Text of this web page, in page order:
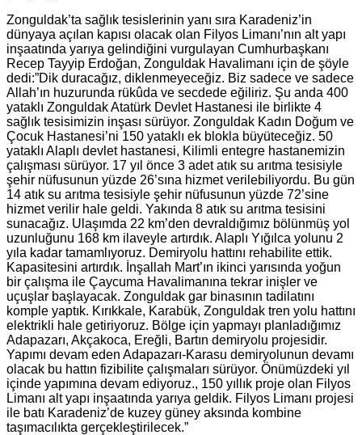
Zonguldak’ta sağlık tesislerinin yanı sıra Karadeniz’in
dünyaya açılan kapısı olacak olan Filyos Limanı’nın alt yapı
inşaatında yarıya gelindiğini vurgulayan Cumhurbaşkanı
Recep Tayyip Erdoğan, Zonguldak Havalimanı için de şöyle
dedi:”Dik duracağız, diklenmeyeceğiz. Biz sadece ve sadece
Allah’ın huzurunda rükûda ve secdede eğiliriz. Şu anda 400
yataklı Zonguldak Atatürk Devlet Hastanesi ile birlikte 4
sağlık tesisimizin inşası sürüyor. Zonguldak Kadın Doğum ve
Çocuk Hastanesi’ni 150 yataklı ek blokla büyüteceğiz. 50
yataklı Alaplı devlet hastanesi, Kilimli entegre hastanemizin
çalışması sürüyor. 17 yıl önce 3 adet atık su arıtma tesisiyle
şehir nüfusunun yüzde 26’sına hizmet verilebiliyordu. Bu gün
14 atık su arıtma tesisiyle şehir nüfusunun yüzde 72’sine
hizmet verilir hale geldi. Yakında 8 atık su arıtma tesisini
sunacağız. Ulaşımda 22 km’den devraldığımız bölünmüş yol
uzunluğunu 168 km ilaveyle artırdık. Alaplı Yığılca yolunu 2
yıla kadar tamamlıyoruz. Demiryolu hattını rehabilite ettik.
Kapasitesini artırdık. İnşallah Mart’ın ikinci yarısında yoğun
bir çalışma ile Çaycuma Havalimanına tekrar inişler ve
uçuşlar başlayacak. Zonguldak gar binasının tadilatını
komple yaptık. Kırıkkale, Karabük, Zonguldak tren yolu hattını
elektrikli hale getiriyoruz. Bölge için yapmayı planladığımız
Adapazarı, Akçakoca, Ereğli, Bartın demiryolu projesidir.
Yapımı devam eden Adapazarı-Karasu demiryolunun devamı
olacak bu hattın fizibilite çalışmaları sürüyor. Önümüzdeki yıl
içinde yapımına devam ediyoruz., 150 yıllık proje olan Filyos
Limanı alt yapı inşaatında yarıya geldik. Filyos Limanı projesi
ile batı Karadeniz’de kuzey güney aksında kombine
taşımacılıkta gerçekleştirilecek.”